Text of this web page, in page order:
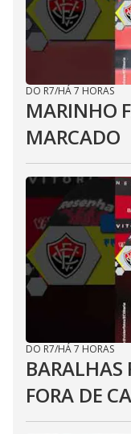
DO R7/HÁ 7 HORAS
MARINHO
MARCADO
DO R7/HÁ 7 HORAS
BARALHAS
FORA DE